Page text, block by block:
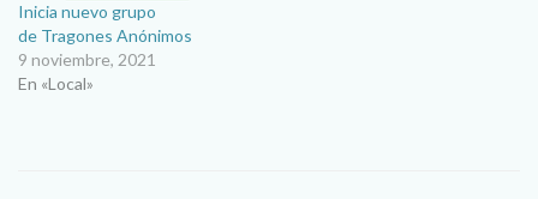
Inicia nuevo grupo
de Tragones Anónimos
9 noviembre, 2021
En «Local»